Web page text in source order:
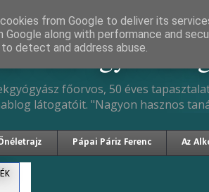
Ph.D.
főorvos, 50 éves
látogatóit. "Nagyon hasznos
Pápai Páriz Ferenc Az
from Google to deliver its
Google along with performance and
detect and address abuse.